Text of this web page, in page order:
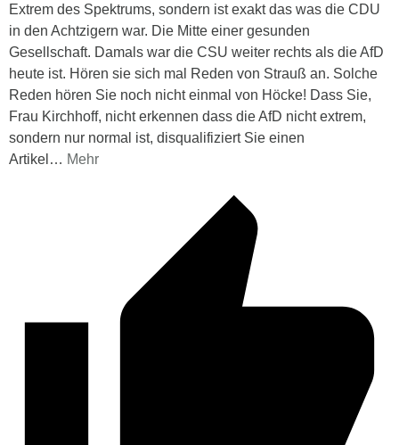
Extrem des Spektrums, sondern ist exakt das was die CDU
in den Achtzigern war. Die Mitte einer gesunden
Gesellschaft. Damals war die CSU weiter rechts als die AfD
heute ist. Hören sie sich mal Reden von Strauß an. Solche
Reden hören Sie noch nicht einmal von Höcke! Dass Sie,
Frau Kirchhoff, nicht erkennen dass die AfD nicht extrem,
sondern nur normal ist, disqualifiziert Sie einen
Artikel … Mehr